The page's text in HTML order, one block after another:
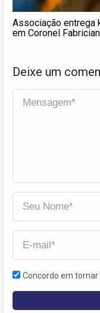
Associação
em Coronel
Deixe um
Concordo em